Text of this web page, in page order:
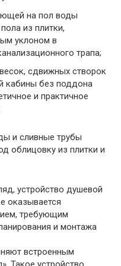
на пол воды
из плитки,
уклоном в
трапа;
сдвижных створок
кабины без поддона
и практичное
и сливные трубы
облицовку из плитки и
устройство душевой
оказывается
требующим
и монтажа
встроенным